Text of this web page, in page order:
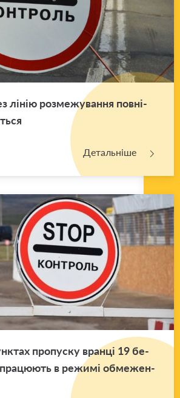
лінію роз­ме­жу­ва­н­ня пов­ні­
Детальніше
про­пу­ску вран­ці 19 бе­
в ре­жи­мі обме­же­н­